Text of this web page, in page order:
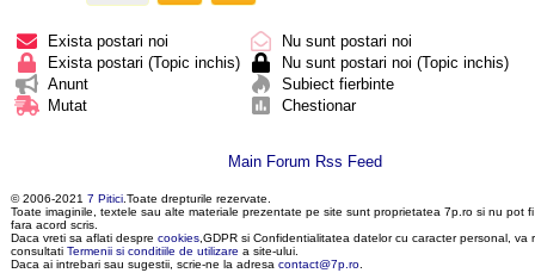
Exista postari noi
Nu sunt postari noi
Exista postari (Topic inchis)
Nu sunt postari noi (Topic inchis)
Anunt
Subiect fierbinte
Mutat
Chestionar
Main Forum Rss Feed
© 2006-20217 Pitici.Toate drepturile rezervate.
Toate imaginile, textele sau alte materiale prezentate pe site sunt proprietatea 7p.ro si nu pot
fara acord scris.
Daca vreti sa aflati desprecookies,GDPR si Confidentialitatea datelor cu caracter personal, va
consultatiTermenii si conditiile de utilizare a site-ului.
Daca ai intrebari sau sugestii, scrie-ne la adresacontact@7p.ro.